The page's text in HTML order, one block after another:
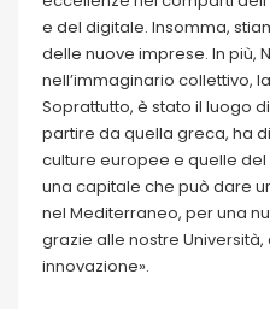
e del digitale. Insomma,
delle nuove imprese. In più,
nell’immaginario collettivo,
Soprattutto, è stato il luogo
partire da quella greca, ha
culture europee e quelle
una capitale che può dare
nel Mediterraneo, per una
grazie alle nostre
innovazione».